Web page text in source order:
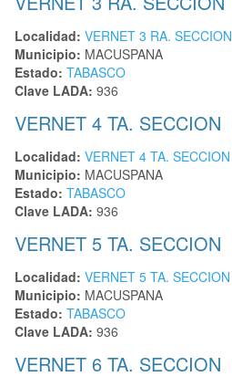
Localidad: VERNET 3 RA. SECCION
Municipio: MACUSPANA
Estado: TABASCO
Clave LADA: 936
VERNET 4 TA. SECCION
Localidad: VERNET 4 TA. SECCION
Municipio: MACUSPANA
Estado: TABASCO
Clave LADA: 936
VERNET 5 TA. SECCION
Localidad: VERNET 5 TA. SECCION
Municipio: MACUSPANA
Estado: TABASCO
Clave LADA: 936
VERNET 6 TA. SECCION